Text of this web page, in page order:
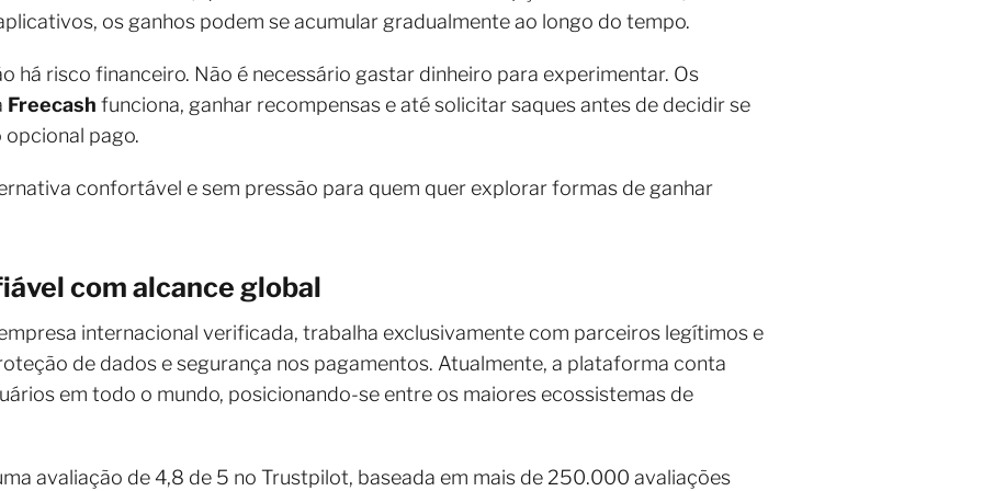
os ganhos podem se acumular gradualmente ao longo do tempo.
há risco financeiro. Não é necessário gastar dinheiro para experimentar. Os
Freecash funciona, ganhar recompensas e até solicitar saques antes de decidir se
pago.
confortável e sem pressão para quem quer explorar formas de ganhar
com alcance global
internacional verificada, trabalha exclusivamente com parceiros legítimos e
de dados e segurança nos pagamentos. Atualmente, a plataforma conta
em todo o mundo, posicionando-se entre os maiores ecossistemas de
avaliação de 4,8 de 5 no Trustpilot, baseada em mais de 250.000 avaliações